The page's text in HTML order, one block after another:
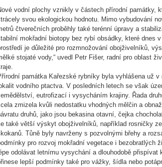
vodní plochy vznikly v částech přírodní památky,
svou ekologickou hodnotu. Mimo vybudování
čtverečních proběhly také terénní úpravy a
mokřadní biotopy bez rybí obsádky, které dnes
je důležité pro rozmnožování obojživelníků,
stojaté vody,“ uvedl Petr Fišer, radní pro oblast
památka Kařezské rybníky byla vyhlášena už
vodního ptactva. V posledních letech se však
eutrofizací i vysycháním krajiny. Řada
zmizela kvůli nedostatku vhodných mělčin a
druhů, jako jsou bekasina otavní, čejka
také větší výskyt obojživelníků, například rosničky
Tůně byly navrženy s pozvolnými břehy a
pro rozvoj mokřadní vegetace i bezobratlých
odolávat letnímu vysychání a dlouhodobě
lepší podmínky také pro vážky, šídla nebo